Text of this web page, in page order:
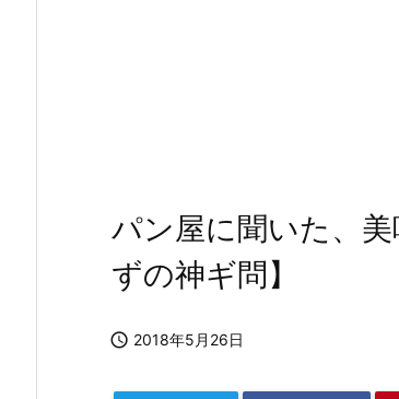
パン屋に聞いた、
ずの神ギ問】
 2018年5月26日